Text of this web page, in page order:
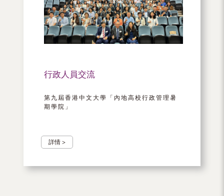
行政人員交流
第九屆香港中文大學「內地高校行政管理暑
期學院」
詳情 >